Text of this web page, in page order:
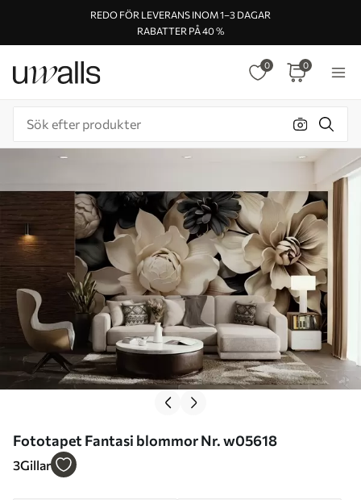
REDO FÖR LEVERANS INOM 1–3 DAGAR
RABATTER PÅ 40 %
0 0
Fototapet Fantasi blommor Nr. w05618
3Gillar